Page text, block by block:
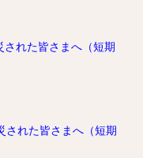
れた皆さまへ（短期
された皆さまへ（短期